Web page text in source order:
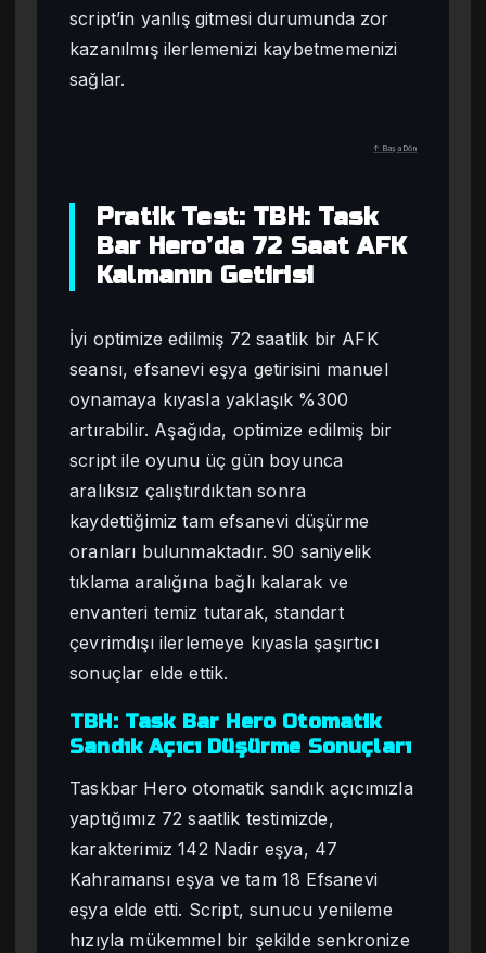
script’in yanlış gitmesi durumunda zor
kazanılmış ilerlemenizi kaybetmemenizi
sağlar.
↑ Başa Dön
Pratik Test: TBH: Task
Bar Hero’da 72 Saat AFK
Kalmanın Getirisi
İyi optimize edilmiş 72 saatlik bir AFK
seansı, efsanevi eşya getirisini manuel
oynamaya kıyasla yaklaşık %300
artırabilir. Aşağıda, optimize edilmiş bir
script ile oyunu üç gün boyunca
aralıksız çalıştırdıktan sonra
kaydettiğimiz tam efsanevi düşürme
oranları bulunmaktadır. 90 saniyelik
tıklama aralığına bağlı kalarak ve
envanteri temiz tutarak, standart
çevrimdışı ilerlemeye kıyasla şaşırtıcı
sonuçlar elde ettik.
TBH: Task Bar Hero Otomatik
Sandık Açıcı Düşürme Sonuçları
Taskbar Hero otomatik sandık açıcımızla
yaptığımız 72 saatlik testimizde,
karakterimiz 142 Nadir eşya, 47
Kahramansı eşya ve tam 18 Efsanevi
eşya elde etti. Script, sunucu yenileme
hızıyla mükemmel bir şekilde senkronize